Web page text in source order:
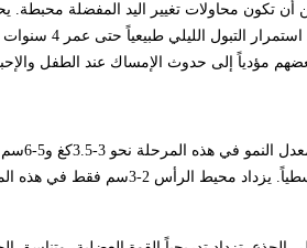
ويمكن أن تكون محاولات تغيير اليد المفضلة
مؤدياً إلى حدوث الإمساك عند الطفل
ذرى بتوقيت غير منتظم في كل سنة، تستمر كل